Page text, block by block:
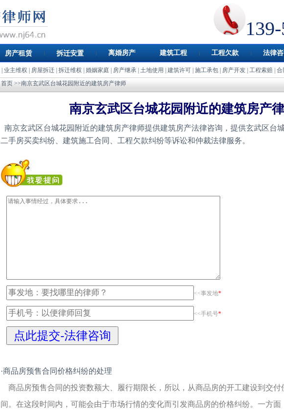
房产租赁 拆迁安置 离婚房产 建筑工程 工程欠款 法律咨
业主维权 房屋拆迁 拆迁维权 婚姻家庭 房产继承 土地使用 建筑许可 施工承包 房产开发 工程索赔 合
首页>>南京玄武区台城花园附近的建筑房产律师
南京玄武区台城花园附近的建筑房产
南京玄武区台城花园附近的建筑房产律师提供建筑房产法律咨询，提供玄武区台
二手房买卖纠纷、建筑施工合同、工程欠款纠纷等诉讼和仲裁法律服务。
<<事发地*
<<手机号*
·商品房预售合同价格纠纷的处理
商品房预售合同的投资数额大、履行期限长，所以，从商品房的开工建设到交
间。在这段时间内，可能会由于市场行情的变化而引发商品房的价格纠纷。一方面